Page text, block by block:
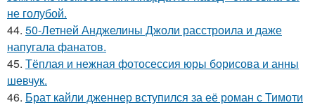
не голубой.
44. 50-Летней Анджелины Джоли расстроила и даже
напугала фанатов.
45. Тёплая и нежная фотосессия юры борисова и анны
шевчук.
46. Брат кайли дженнер вступился за её роман с Тимоти